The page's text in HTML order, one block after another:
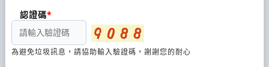
認證碼
為避免垃圾訊息，請協助輸入驗證碼，謝謝您的耐心